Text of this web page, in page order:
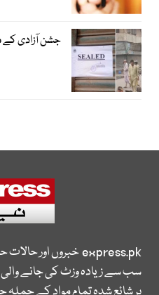
جشن آزادی کے
express.pkخبروں اور
سب سے زیادہ وزٹ کی جانے